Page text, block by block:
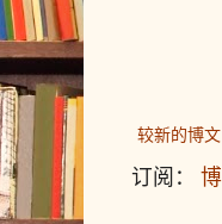
较新的博文
订阅：